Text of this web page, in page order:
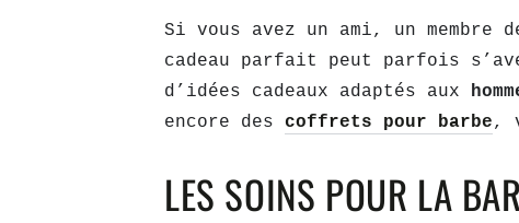
Si vous avez un ami, un
cadeau parfait peut parfois
d’idées cadeaux adaptés aux
encore des coffrets pour barbe,
LES SOINS POUR LA